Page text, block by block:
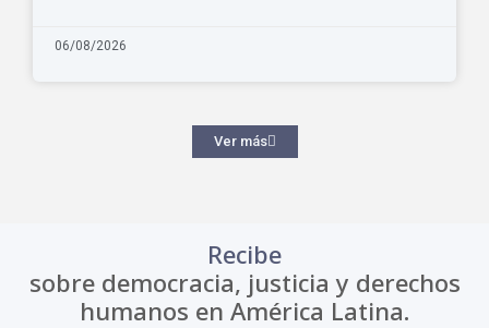
06/08/2026
Ver más
Recibe
sobre democracia, justicia y derechos
humanos en América Latina.